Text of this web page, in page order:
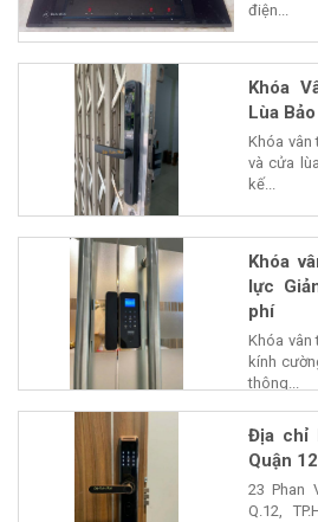
điện...
Khóa
Lùa
Khóa vân
và cửa
kế...
Khóa
lực
phí
Khóa vân
kính
thông...
Địa chỉ
Quận
23 Phan
Q.12,